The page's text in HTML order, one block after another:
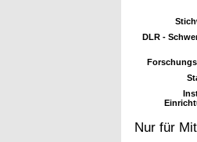
DLR -
Nur für